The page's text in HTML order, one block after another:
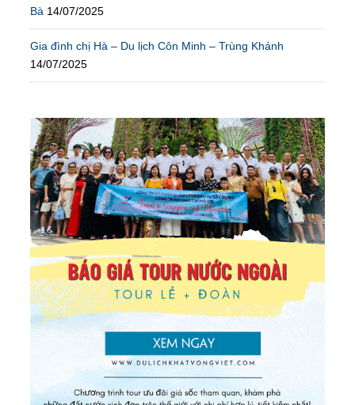
Bà 14/07/2025
Gia đình chị Hà – Du lịch Côn Minh – Trùng Khánh
14/07/2025